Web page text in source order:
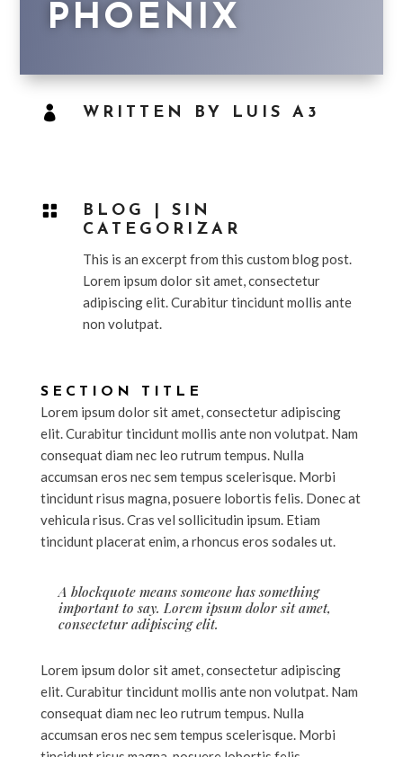
PHOENIX
 WRITTEN BY LUIS A3
 BLOG
SIN
CATEGORIZAR
This is an excerpt from this custom blog post.
Lorem ipsum dolor sit amet, consectetur
adipiscing elit. Curabitur tincidunt mollis ante
non volutpat.
SECTION TITLE
Lorem ipsum dolor sit amet, consectetur adipiscing
elit. Curabitur tincidunt mollis ante non volutpat. Nam
consequat diam nec leo rutrum tempus. Nulla
accumsan eros nec sem tempus scelerisque. Morbi
tincidunt risus magna, posuere lobortis felis. Donec at
vehicula risus. Cras vel sollicitudin ipsum. Etiam
tincidunt placerat enim, a rhoncus eros sodales ut.
A blockquote means someone has something
important to say. Lorem ipsum dolor sit amet,
consectetur adipiscing elit.
Lorem ipsum dolor sit amet, consectetur adipiscing
elit. Curabitur tincidunt mollis ante non volutpat. Nam
consequat diam nec leo rutrum tempus. Nulla
accumsan eros nec sem tempus scelerisque. Morbi